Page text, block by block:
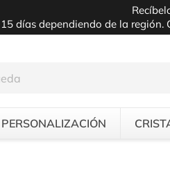
días dependiendo de la región.
PERSONALIZACIÓN